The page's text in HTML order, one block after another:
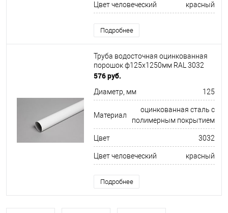
Цвет человеческий красный
Подробнее
Труба водосточная оцинкованная
порошок ф125х1250мм RAL 3032
576 руб.
Диаметр, мм 125
Материал
оцинкованная сталь с
полимерным покрытием
Цвет 3032
Цвет человеческий красный
Подробнее